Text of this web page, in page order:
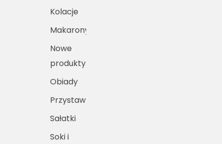
Kolacje
Makarony
Nowe
produkty
Obiady
Przystawki
Sałatki
Soki i